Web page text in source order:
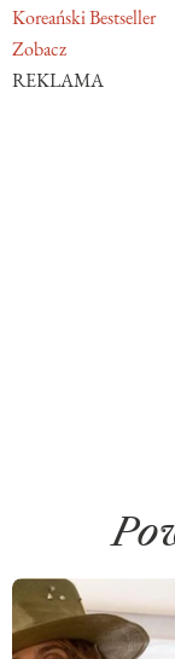
Koreański Bestseller
Zobacz
REKLAMA